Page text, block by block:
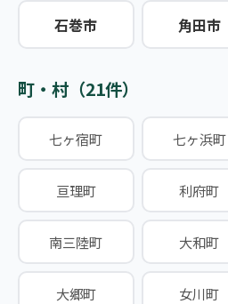
石巻市 角田市
町・村（21件）
七ヶ宿町 七ヶ浜町
亘理町 利府町
南三陸町 大和町
大郷町 女川町